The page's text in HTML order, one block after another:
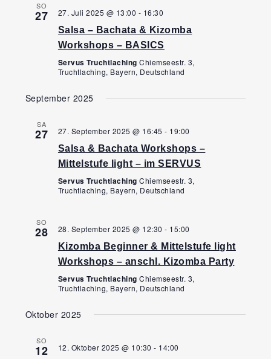
SO
27 27. Juli 2025 @ 13:00 - 16:30
Salsa – Bachata & Kizomba
Workshops – BASICS
Servus TruchtlachingChiemseestr. 3,
Truchtlaching, Bayern, Deutschland
September 2025
SA
27 27. September 2025 @ 16:45 - 19:00
Salsa & Bachata Workshops –
Mittelstufe light – im SERVUS
Servus TruchtlachingChiemseestr. 3,
Truchtlaching, Bayern, Deutschland
SO
28 28. September 2025 @ 12:30 - 15:00
Kizomba Beginner & Mittelstufe light
Workshops – anschl. Kizomba Party
Servus TruchtlachingChiemseestr. 3,
Truchtlaching, Bayern, Deutschland
Oktober 2025
SO
12 12. Oktober 2025 @ 10:30 - 14:00